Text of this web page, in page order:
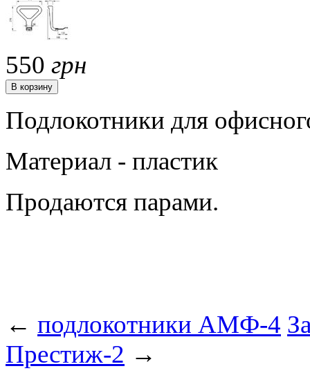
550 грн
Подлокотники для
Материал - пластик
Продаются парами.
← подлокотники АМФ-4
Престиж-2 →